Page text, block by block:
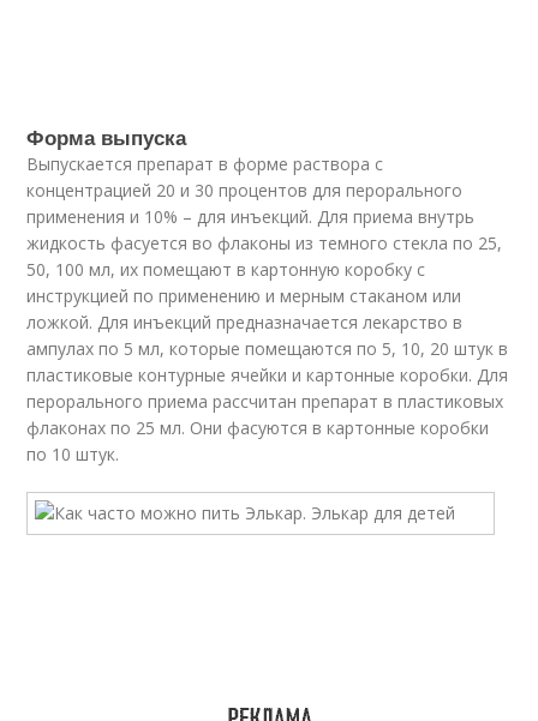
Форма выпуска
Выпускается препарат в форме раствора с
концентрацией 20 и 30 процентов для перорального
применения и 10% – для инъекций. Для приема внутрь
жидкость фасуется во флаконы из темного стекла по 25,
50, 100 мл, их помещают в картонную коробку с
инструкцией по применению и мерным стаканом или
ложкой. Для инъекций предназначается лекарство в
ампулах по 5 мл, которые помещаются по 5, 10, 20 штук в
пластиковые контурные ячейки и картонные коробки. Для
перорального приема рассчитан препарат в пластиковых
флаконах по 25 мл. Они фасуются в картонные коробки
по 10 штук.